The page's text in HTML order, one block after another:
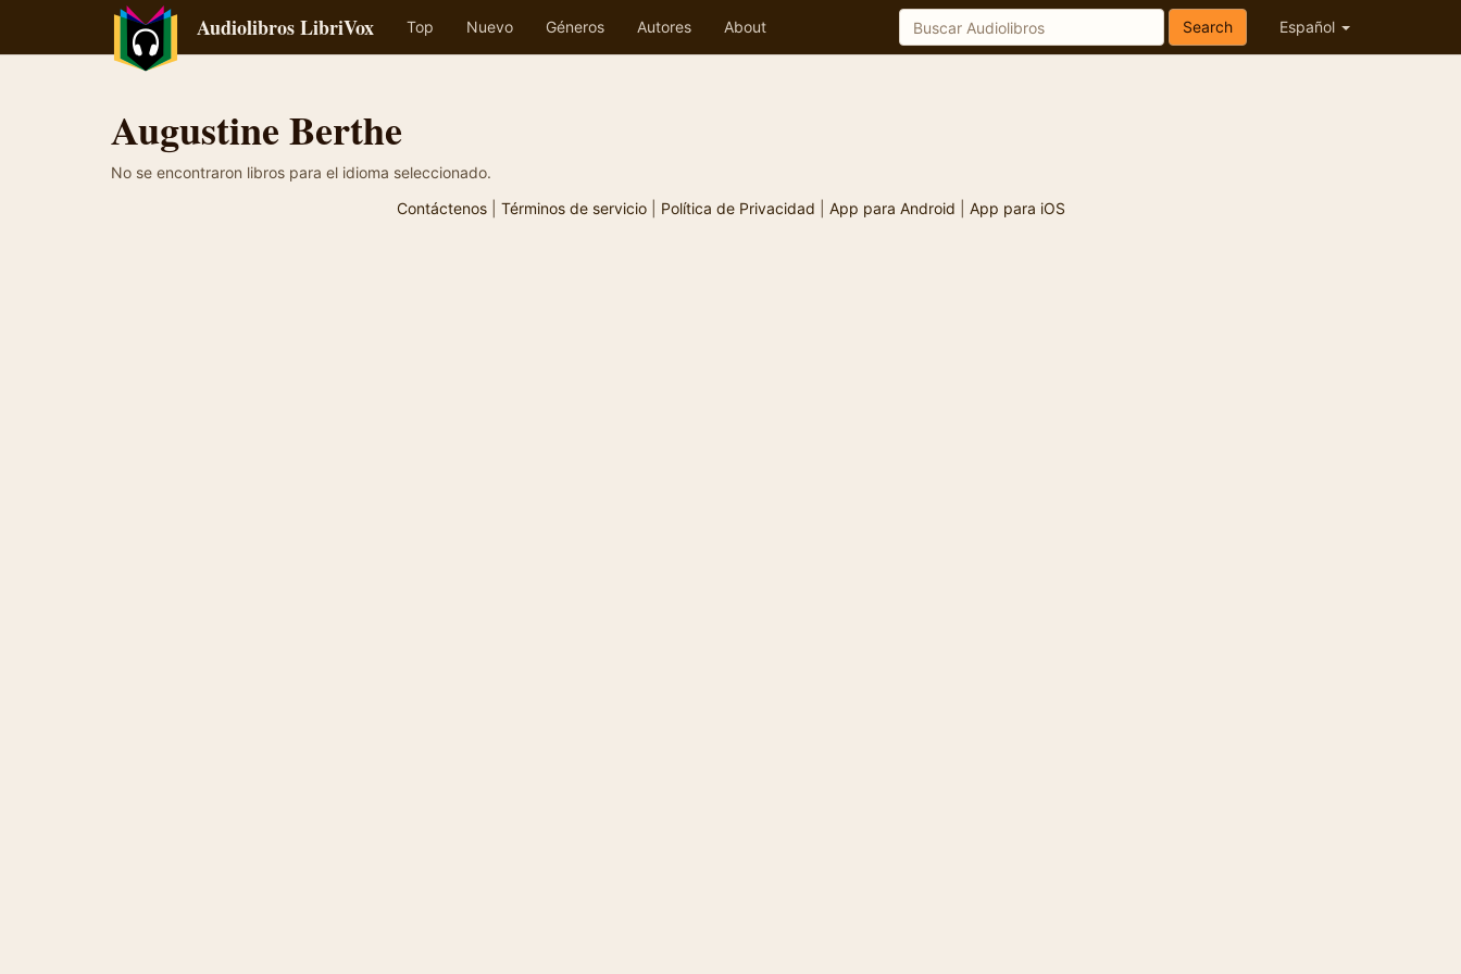
Audiolibros LibriVox Top Nuevo Géneros Autores About Español
Search
Augustine Berthe
No se encontraron libros para el idioma seleccionado.
Contáctenos| Términos de servicio| Política de Privacidad App para Android App para iOS